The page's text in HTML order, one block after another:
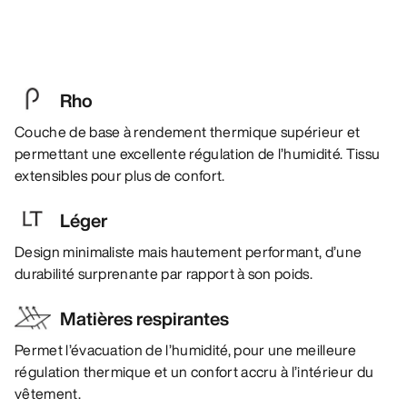
Rho
Couche de base à rendement thermique supérieur et
permettant une excellente régulation de l’humidité. Tissu
extensibles pour plus de confort.
Léger
Design minimaliste mais hautement performant, d’une
durabilité surprenante par rapport à son poids.
Matières respirantes
Permet l’évacuation de l’humidité, pour une meilleure
régulation thermique et un confort accru à l’intérieur du
vêtement.